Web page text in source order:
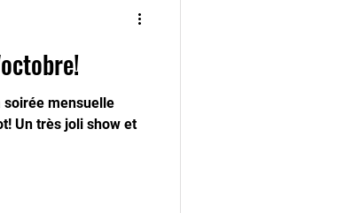
soirée mensuelle
Un très joli show et